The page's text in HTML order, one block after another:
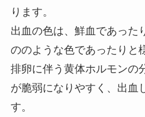
ります。
出血の色は、鮮血であった
ののような色であったりと
排卵に伴う黄体ホルモンの
が脆弱になりやすく、出血
す。